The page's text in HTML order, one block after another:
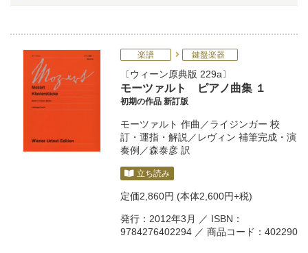
楽譜 鍵盤楽器
ウィーン原典版 229a
モーツァルト ピアノ曲集 １
初期の作品 新訂版
モーツァルト 作曲／ライジンガー 校
訂・運指・解説／ レヴィン 補筆完成・演
奏例／森泰彦 訳
立ち読み
定価2,860円 (本体2,600円+税)
発行：2012年3月 ／ ISBN：
9784276402294 ／ 商品コード：402290